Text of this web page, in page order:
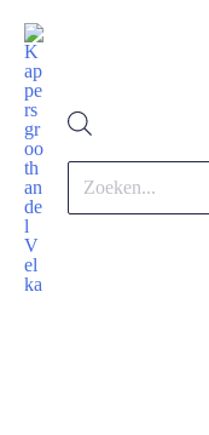
zoeken